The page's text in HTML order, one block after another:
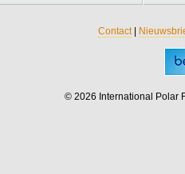
Contact|
© 2026 International Polar